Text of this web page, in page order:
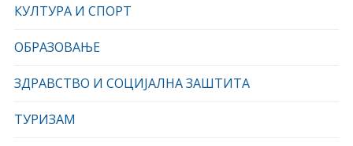
КУЛТУРА И СПОРТ
ОБРАЗОВАЊЕ
ЗДРАВСТВО И СОЦИЈАЛНА ЗАШТИТА
ТУРИЗАМ